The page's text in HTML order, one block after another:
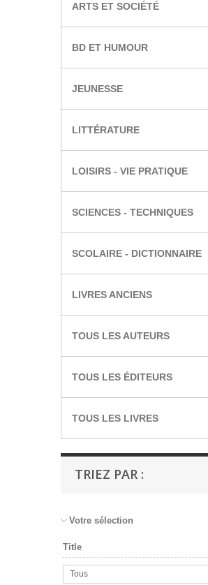
ARTS ET SOCIÉTÉ
BD ET HUMOUR
JEUNESSE
LITTÉRATURE
LOISIRS - VIE PRATIQUE
SCIENCES - TECHNIQUES
SCOLAIRE - DICTIONNAIRE
LIVRES ANCIENS
TOUS LES AUTEURS
TOUS LES ÉDITEURS
TOUS LES LIVRES
TRIEZ PAR :
Votre sélection
Title
Tous